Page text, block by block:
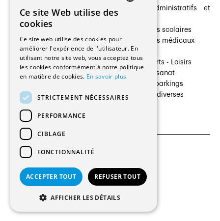
Architectes paysagistes
Architectes d'intérieur
Entreprises générales
Ingénieurs et mandataires
Fabricants / Fournisseurs
Régies immobilières
Gestion PPE
Bâtiments administratifs et
Établissements scolaires
Établissements médicaux
Villas
Cultures - Sports - Loisirs
Industrie - Artisanat
Transports et parkings
Constructions diverses
© 2026 Tous droits réservés
CGU et Politique de confidentialités
Ce site Web utilise des
cookies
Ce site web utilise des cookies pour
améliorer l'expérience de l'utilisateur. En
utilisant notre site web, vous acceptez tous
les cookies conformément à notre politique
en matière de cookies. En savoir plus
STRICTEMENT NÉCESSAIRES
PERFORMANCE
CIBLAGE
FONCTIONNALITÉ
ACCEPTER TOUT REFUSER TOUT
AFFICHER LES DÉTAILS